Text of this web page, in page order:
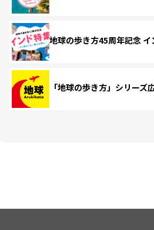
地球の歩き方45周年記念 イ
「地球の歩き方」シリーズ